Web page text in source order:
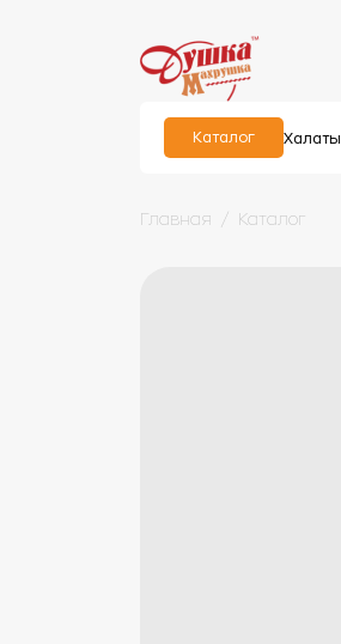
Каталог Халаты
Главная Каталог